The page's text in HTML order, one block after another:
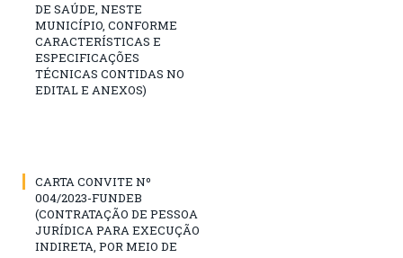
DE SAÚDE, NESTE
MUNICÍPIO, CONFORME
CARACTERÍSTICAS E
ESPECIFICAÇÕES
TÉCNICAS CONTIDAS NO
EDITAL E ANEXOS)
CARTA CONVITE Nº
004/2023-FUNDEB
(CONTRATAÇÃO DE PESSOA
JURÍDICA PARA EXECUÇÃO
INDIRETA, POR MEIO DE